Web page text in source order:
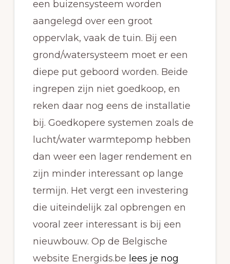
een buizensysteem worden
aangelegd over een groot
oppervlak, vaak de tuin. Bij een
grond/watersysteem moet er een
diepe put geboord worden. Beide
ingrepen zijn niet goedkoop, en
reken daar nog eens de installatie
bij. Goedkopere systemen zoals de
lucht/water warmtepomp hebben
dan weer een lager rendement en
zijn minder interessant op lange
termijn. Het vergt een investering
die uiteindelijk zal opbrengen en
vooral zeer interessant is bij een
nieuwbouw. Op de Belgische
website Energids.be lees je nog